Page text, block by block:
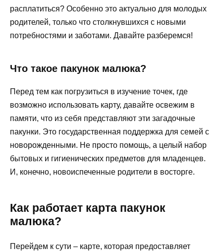
расплатиться? Особенно это актуально для молодых
родителей, только что столкнувшихся с новыми
потребностями и заботами. Давайте разберемся!
Что такое пакунок малюка?
Перед тем как погрузиться в изучение точек, где
возможно использовать карту, давайте освежим в
памяти, что из себя представляют эти загадочные
пакунки. Это государственная поддержка для семей с
новорожденными. Не просто помощь, а целый набор
бытовых и гигиенических предметов для младенцев.
И, конечно, новоиспеченные родители в восторге.
Как работает карта пакунок
малюка?
Перейдем к сути – карте, которая предоставляет